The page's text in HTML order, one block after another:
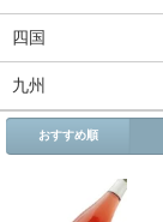
四国
九州
おすすめ順